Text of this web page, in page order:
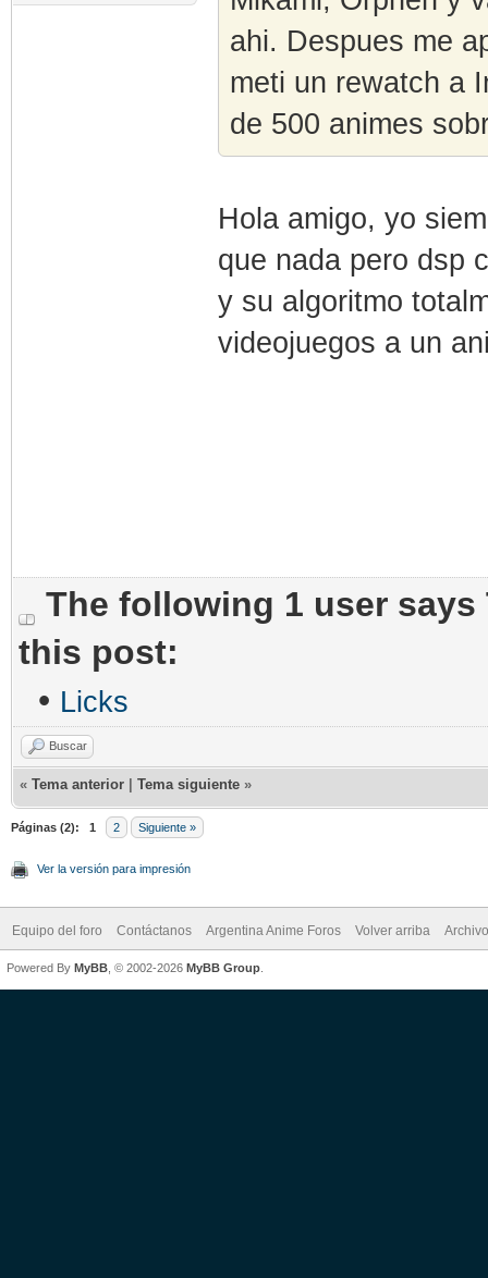
ahi. Despues me
meti un rewatch a
de 500 animes
Hola amigo, yo
que nada pero dsp
y su algoritmo
videojuegos a un
The following 1 user
this post:
• Licks
Buscar
« Tema anterior Tema siguiente »
Páginas (2): 1 2 Siguiente »
Ver la versión para impresión
Equipo del foro Contáctanos Argentina Anime Foros Volver arriba
Powered By MyBB , © 2002-2026 MyBB Group